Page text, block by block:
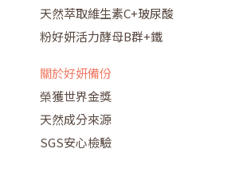
天然萃取維生素C+玻尿酸
粉好妍活力酵母B群+鐵
關於好妍備份
榮獲世界金獎
天然成分來源
SGS安心檢驗